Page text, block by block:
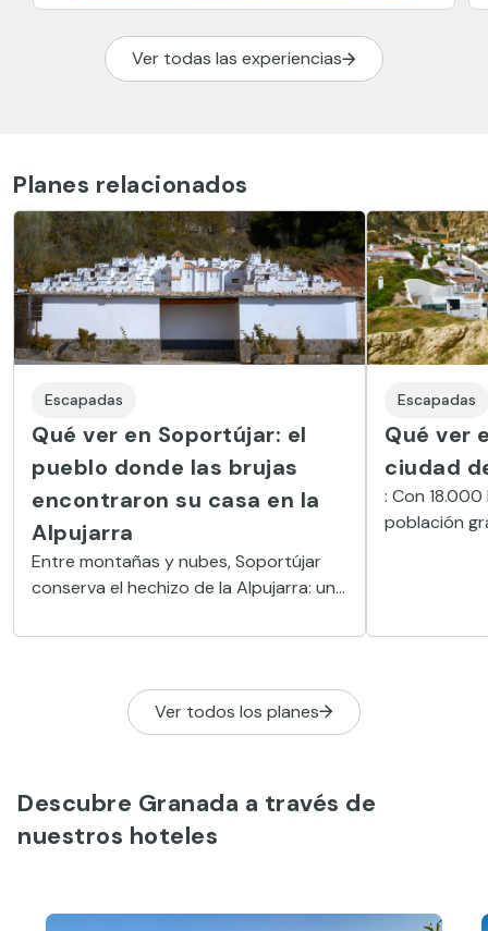
Ver todas las experiencias
Planes relacionados
Escapadas
Qué ver en Soportújar: el
pueblo donde las brujas
encontraron su casa en la
Alpujarra
Entre montañas y nubes, Soportújar
conserva el hechizo de la Alpujarra: un
brujas convive con miradores y
Escapadas
Qué ver
ciudad
: Con
población
Ver todos los planes
Descubre Granada a través de
nuestros hoteles